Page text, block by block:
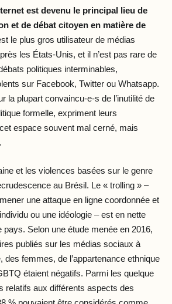
est devenu le principal lieu de
et de débat citoyen en matière de
le plus gros utilisateur de médias
les États-Unis, et il n’est pas rare de
politiques interminables,
sur Facebook, Twitter ou Whatsapp.
la plupart convaincu-e-s de l’inutilité de
formelle, expriment leurs
espace souvent mal cerné, mais
et les violences basées sur le genre
au Brésil. Le « trolling » –
une attaque en ligne coordonnée et
ou une idéologie – est en nette
pays. Selon une étude menée en 2016,
publiés sur les médias sociaux à
des femmes, de l’appartenance ethnique
étaient négatifs. Parmi les quelque
relatifs aux différents aspects des